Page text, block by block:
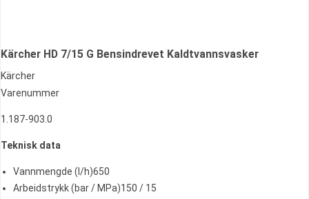
Kärcher HD 7/15 G Bensindrevet Kaldtvannsvasker
Kärcher
Varenummer
1.187-903.0
Teknisk data
Vannmengde (l/h)650
Arbeidstrykk (bar / MPa)150 / 15